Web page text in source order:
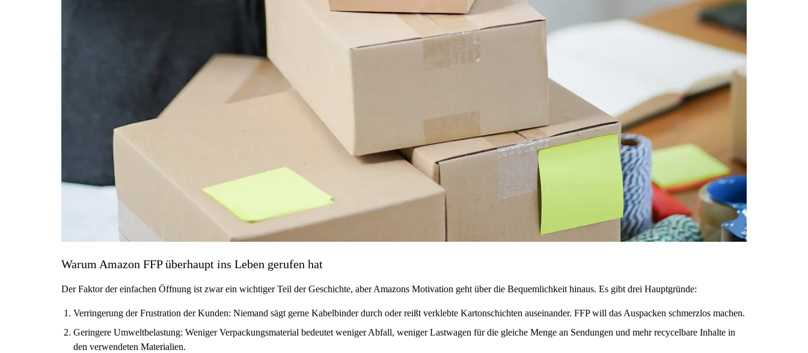
Warum Amazon FFP überhaupt ins Leben gerufen hat
Der Faktor der einfachen Öffnung ist zwar ein wichtiger Teil der Geschichte, aber Amazons Motivation geht über die Bequemlichkeit hinaus. Es gibt drei Hauptgründe:
Verringerung der Frustration der Kunden: Niemand sägt gerne Kabelbinder durch oder reißt verklebte Kartonschichten auseinander. FFP will das Auspacken schmerzlos machen.
Geringere Umweltbelastung: Weniger Verpackungsmaterial bedeutet weniger Abfall, weniger Lastwagen für die gleiche Menge an Sendungen und mehr recycelbare Inhalte in
den verwendeten Materialien.